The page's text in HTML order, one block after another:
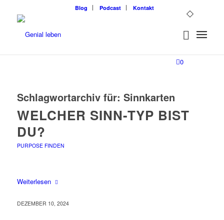
Blog Podcast Kontakt
0
Schlagwortarchiv für: Sinnkarten
WELCHER SINN-TYP BIST
DU?
PURPOSE FINDEN
Weiterlesen
DEZEMBER 10, 2024